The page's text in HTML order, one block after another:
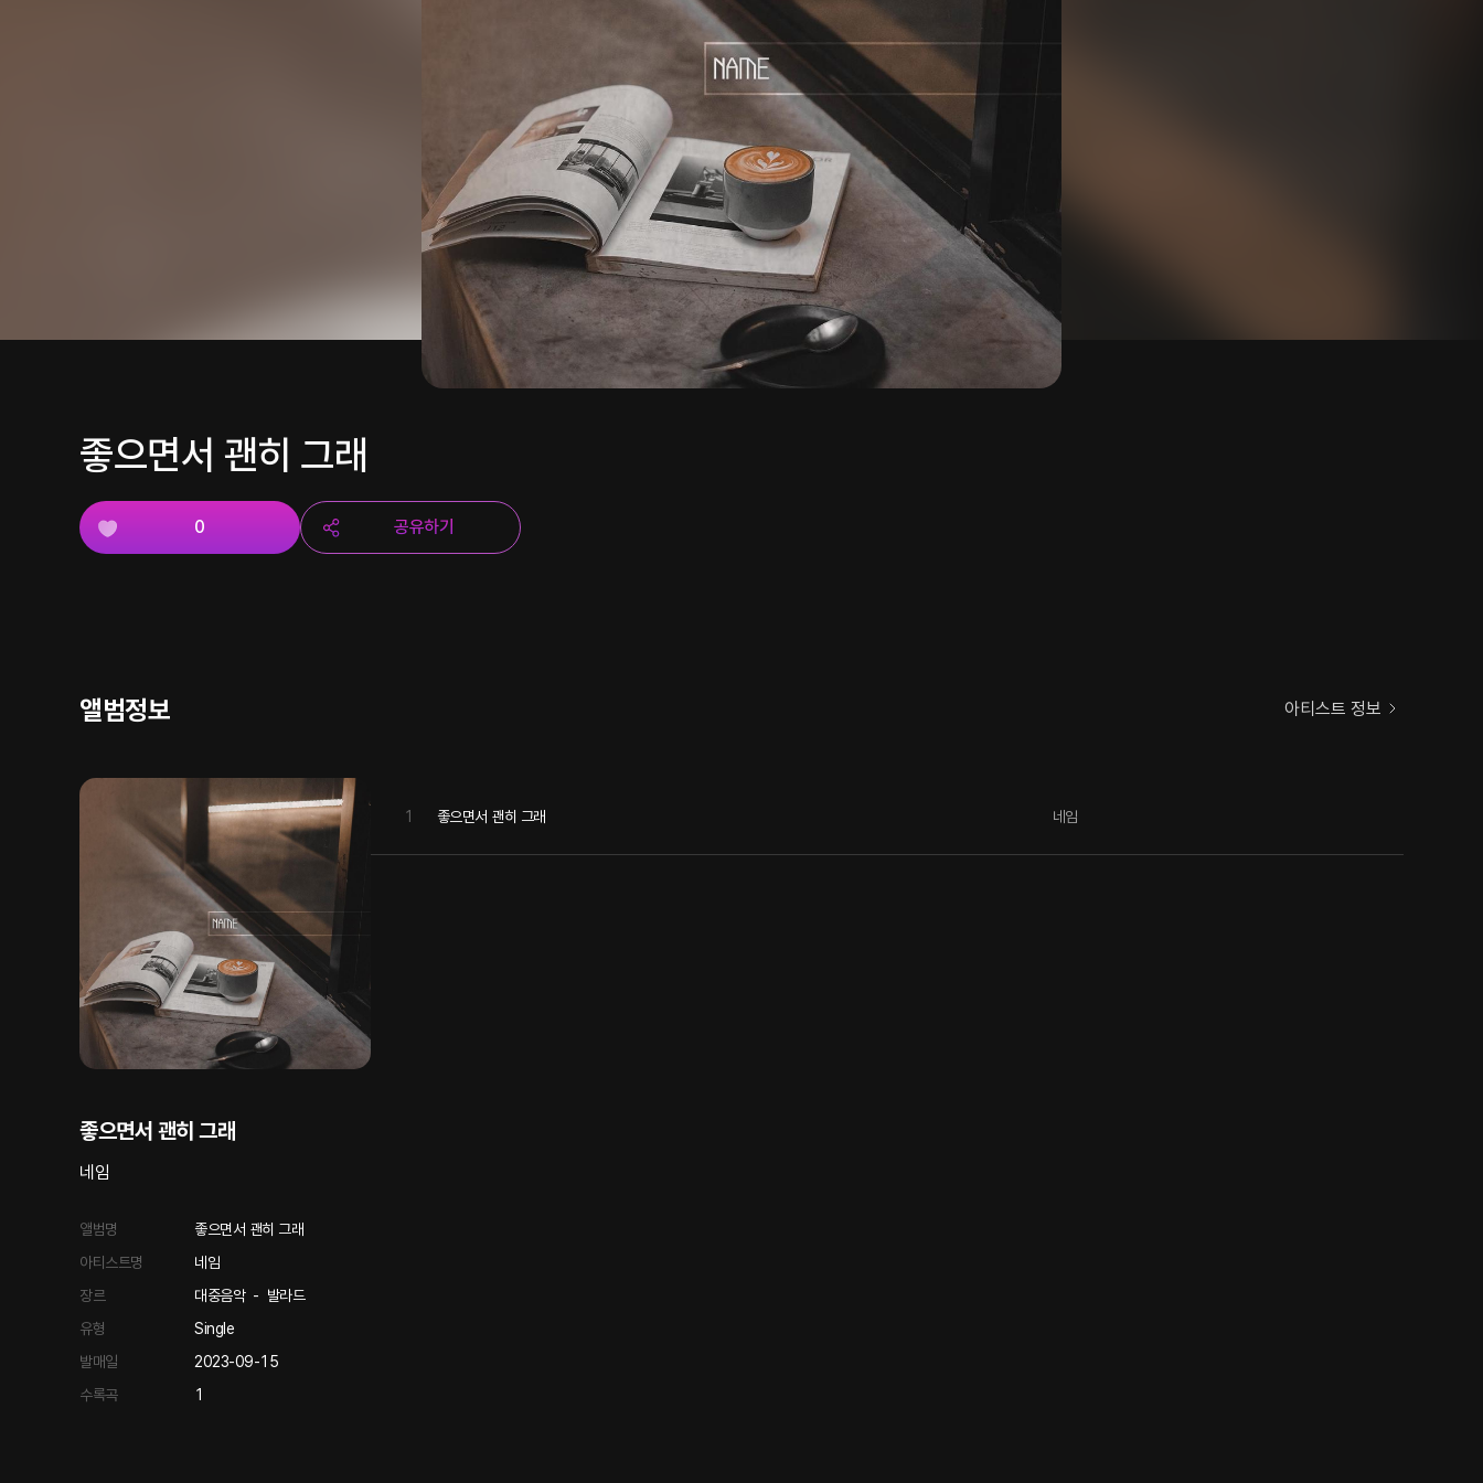
좋으면서 괜히 그래
0 공유하기
앨범정보 아티스트 정보
좋으면서 괜히 그래
네임
앨범명
좋으면서 괜히 그래
아티스트명
네임
장르
대중음악- 발라드
유형
Single
발매일
2023-09-15
수록곡
1
1 좋으면서 괜히 그래 네임